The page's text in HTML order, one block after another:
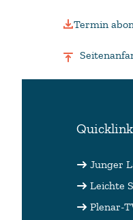
Termin
Junger
Leichte
Plenar-